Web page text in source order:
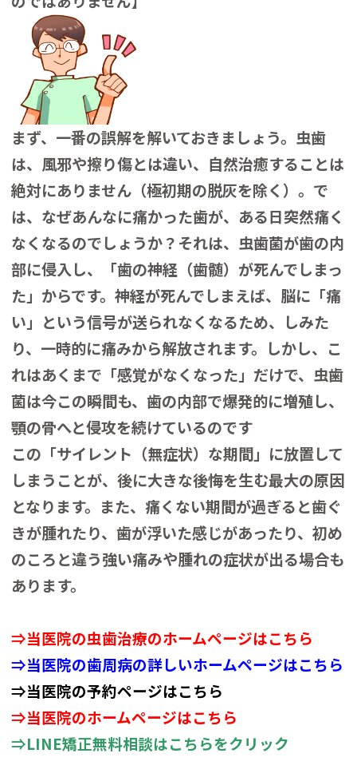
まず、一番の誤解を解いておきましょう。虫歯
は、風邪や擦り傷とは違い、自然治癒することは
絶対にありません（極初期の脱灰を除く）。で
は、なぜあんなに痛かった歯が、ある日突然痛く
なくなるのでしょうか？それは、虫歯菌が歯の内
部に侵入し、「歯の神経（歯髄）が死んでしまっ
た」からです。神経が死んでしまえば、脳に「痛
い」という信号が送られなくなるため、しみた
り、一時的に痛みから解放されます。しかし、こ
れはあくまで「感覚がなくなった」だけで、虫歯
菌は今この瞬間も、歯の内部で爆発的に増殖し、
顎の骨へと侵攻を続けているのです
この「サイレント（無症状）な期間」に放置して
しまうことが、後に大きな後悔を生む最大の原因
となります。また、痛くない期間が過ぎると歯ぐ
きが腫れたり、歯が浮いた感じがあったり、初め
のころと違う強い痛みや腫れの症状が出る場合も
あります。
⇒当医院の虫歯治療のホームページはこちら
⇒当医院の歯周病の詳しいホームページはこちら
⇒当医院の予約ページはこちら
⇒当医院のホームページはこちら
⇒LINE矯正無料相談はこちらをクリック